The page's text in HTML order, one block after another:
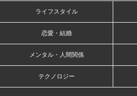
ライフスタイル
恋愛・結婚
メンタル・人間関係
テクノロジー